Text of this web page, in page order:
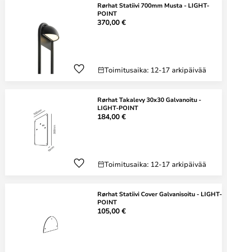
Rørhat Statiivi 700mm Musta - LIGHT-
POINT
370,00 €
Toimitusaika: 12-17 arkipäivää
Rørhat Takalevy 30x30 Galvanoitu -
LIGHT-POINT
184,00 €
Toimitusaika: 12-17 arkipäivää
Rørhat Statiivi Cover Galvanisoitu - LIGHT-
POINT
105,00 €